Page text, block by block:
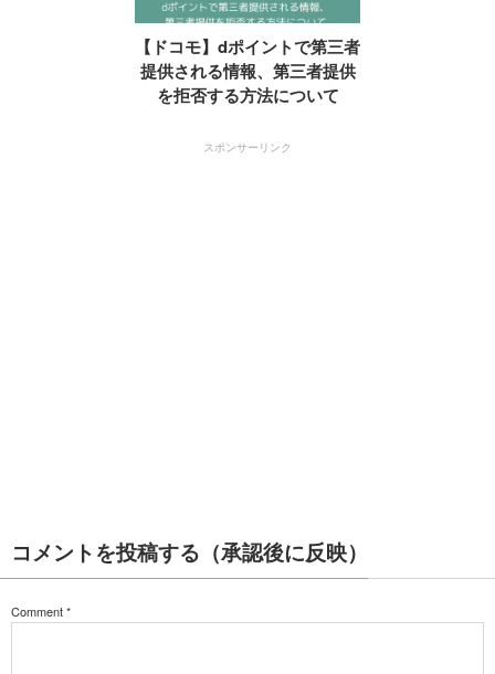
【ドコモ】dポイントで第三者
提供される情報、第三者提供
を拒否する方法について
スポンサーリンク
コメントを投稿する（承認後に反映）
Comment*